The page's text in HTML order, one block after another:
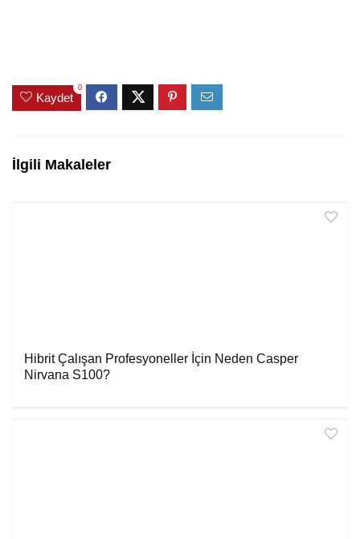
Kaydet
0
İlgili Makaleler
Hibrit Çalışan Profesyoneller İçin Neden Casper
Nirvana S100?